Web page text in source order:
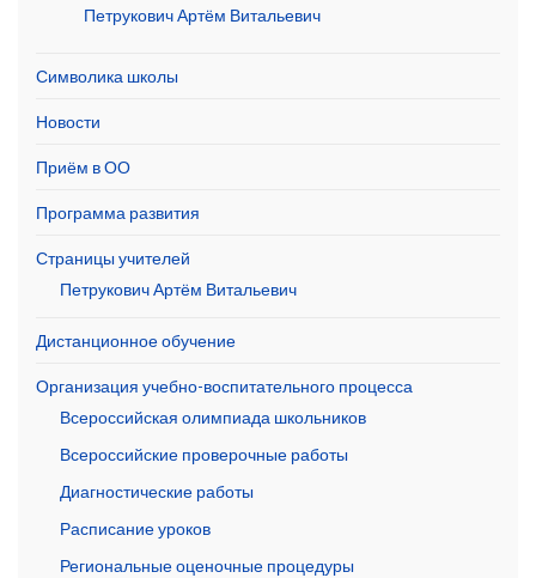
Петрукович Артём Витальевич
Символика школы
Новости
Приём в ОО
Программа развития
Страницы учителей
Петрукович Артём Витальевич
Дистанционное обучение
Организация учебно-воспитательного процесса
Всероссийская олимпиада школьников
Всероссийские проверочные работы
Диагностические работы
Расписание уроков
Региональные оценочные процедуры